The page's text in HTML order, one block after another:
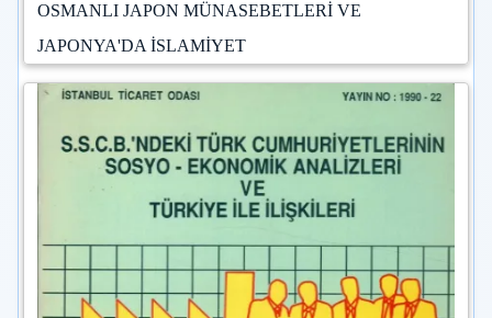
OSMANLI JAPON MÜNASEBETLERİ VE
JAPONYA'DA İSLAMİYET